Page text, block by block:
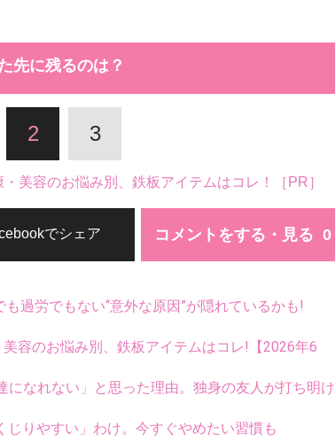
先に残るのは？
2 3
美容のお悩み別、鉄板アイテムはコレ！［PR］
コメントをする・見る
でシェア
過労でもない“意外な原因”が隠れているかも!
容のお悩み別、鉄板アイテムはコレ!【2026年6
なれない」と思った理由。独身の友人が打ち明け
りやすい」わけ。今すぐやめたい習慣も